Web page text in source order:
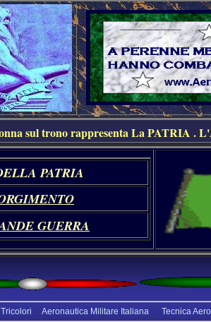
sul trono rappresenta La PATRIA .
PATRIA
ENTO
GUERRA
Aeronautica Militare Italiana Tecnica